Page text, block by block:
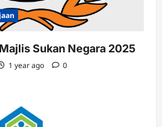
Sukan Negara 2025
1 year ago 0